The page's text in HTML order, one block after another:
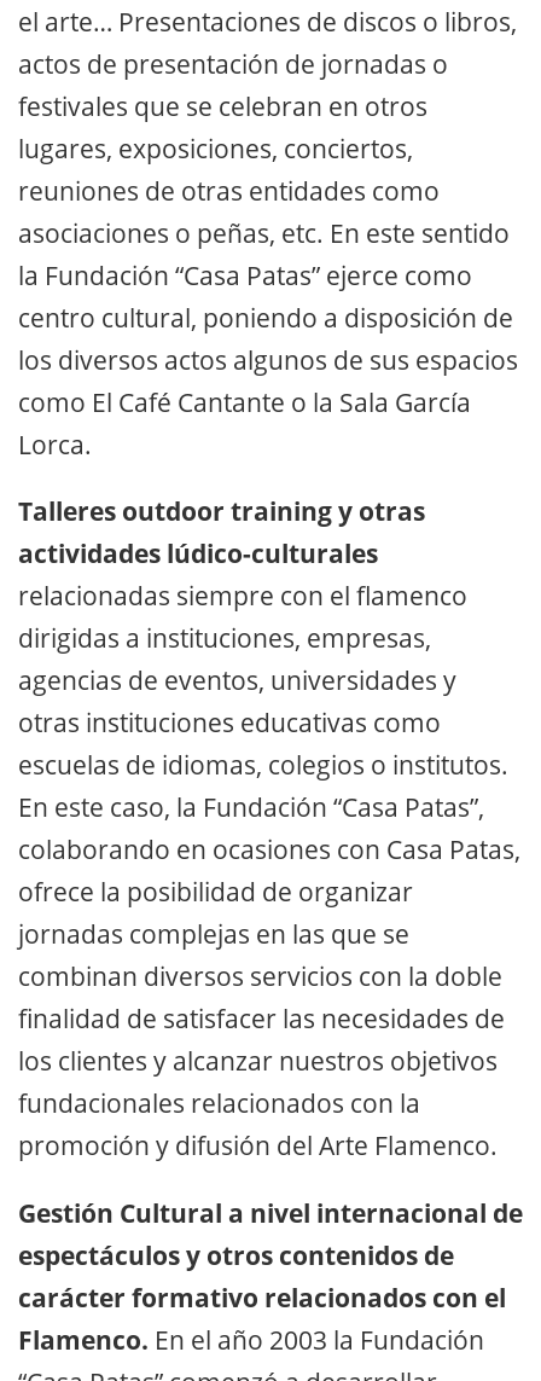
el arte… Presentaciones de discos o libros,
actos de presentación de jornadas o
festivales que se celebran en otros
lugares, exposiciones, conciertos,
reuniones de otras entidades como
asociaciones o peñas, etc. En este sentido
la Fundación “Casa Patas” ejerce como
centro cultural, poniendo a disposición de
los diversos actos algunos de sus espacios
como El Café Cantante o la Sala García
Lorca.
Talleres outdoor training y otras
actividades lúdico-culturales
relacionadas siempre con el flamenco
dirigidas a instituciones, empresas,
agencias de eventos, universidades y
otras instituciones educativas como
escuelas de idiomas, colegios o institutos.
En este caso, la Fundación “Casa Patas”,
colaborando en ocasiones con Casa Patas,
ofrece la posibilidad de organizar
jornadas complejas en las que se
combinan diversos servicios con la doble
finalidad de satisfacer las necesidades de
los clientes y alcanzar nuestros objetivos
fundacionales relacionados con la
promoción y difusión del Arte Flamenco.
Gestión Cultural a nivel internacional de
espectáculos y otros contenidos de
carácter formativo relacionados con el
Flamenco. En el año 2003 la Fundación